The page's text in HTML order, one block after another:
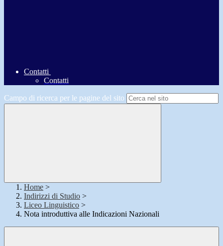
Contatti
Contatti
Campo di ricerca per le pagine del sito
Home >
Indirizzi di Studio >
Liceo Linguistico >
Nota introduttiva alle Indicazioni Nazionali